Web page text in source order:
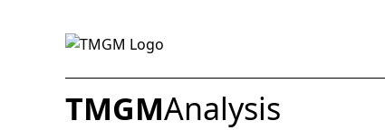
TMGMAnalysis